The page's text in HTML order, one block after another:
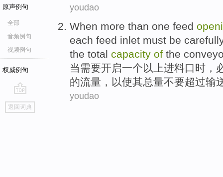
原声例句
全部
音频例句
视频例句
权威例句
go
top
返回词典
youdao
When more than one feed
each feed inlet must be
the total capacity of the
当需要开启一个以上进料口时，
的流量 ，以使其总量不要超过输
youdao